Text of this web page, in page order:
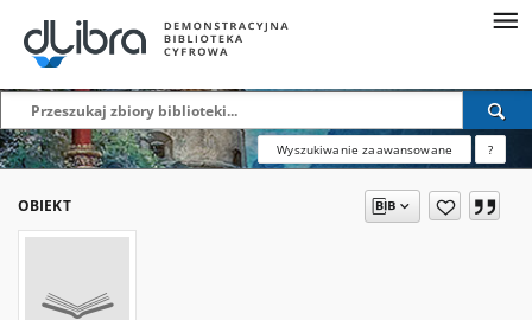
Wyszukiwanie zaawansowane ?
OBIEKT